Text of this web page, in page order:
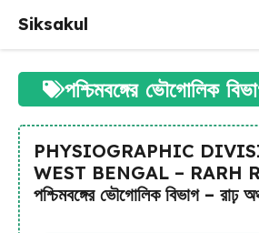
content
Siksakul
পশ্চিমবঙ্গের ভৌগোলিক
PHYSIOGRAPHIC
WEST BENGAL – RARH
পশ্চিমবঙ্গের ভৌগোলিক বিভাগ – রাঢ়